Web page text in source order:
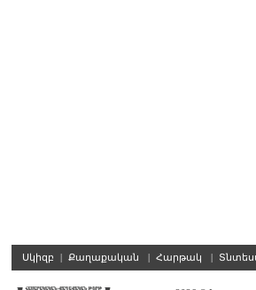
Սկիզբ | Քաղաքական | Հարթակ |